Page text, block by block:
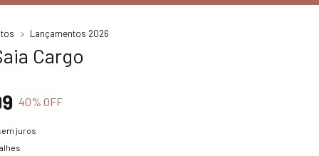
Lançamentos 2026
Cargo
40% OFF
juros